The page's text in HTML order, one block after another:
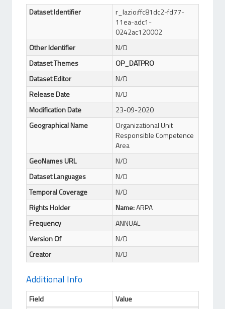
Dataset Identifier
r_lazio:ffc81dc2-fd77-
11ea-adc1-
0242ac120002
Other Identifier
N/D
Dataset Themes
OP_DATPRO
Dataset Editor
N/D
Release Date
N/D
Modification Date
23-09-2020
Geographical Name
Organizational Unit
Responsible Competence
Area
GeoNames URL
N/D
Dataset Languages
N/D
Temporal Coverage
N/D
Rights Holder
Name:ARPA
Frequency
ANNUAL
Version Of
N/D
Creator
N/D
Additional Info
Field
Value